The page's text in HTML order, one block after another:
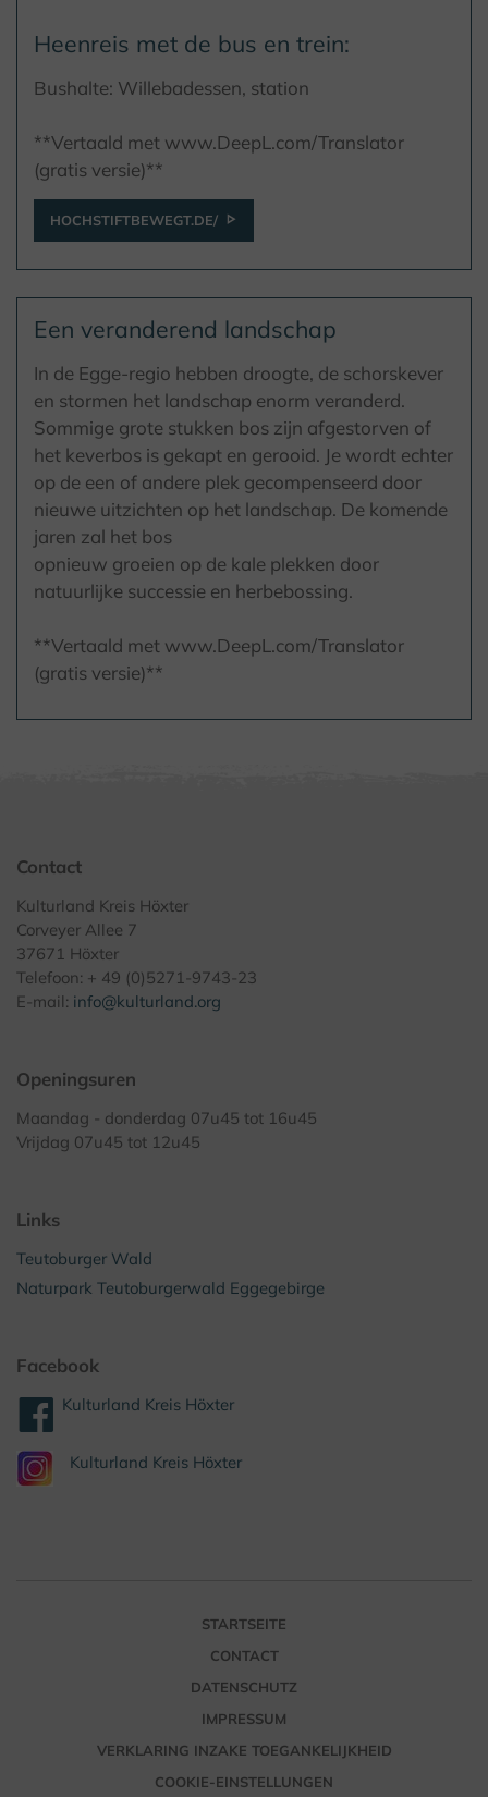
Heenreis met de bus en trein:
Bushalte: Willebadessen, station
**Vertaald met www.DeepL.com/Translator
(gratis versie)**
HOCHSTIFTBEWEGT.DE/
Een veranderend landschap
In de Egge-regio hebben droogte, de schorskever
en stormen het landschap enorm veranderd.
Sommige grote stukken bos zijn afgestorven of
het keverbos is gekapt en gerooid. Je wordt echter
op de een of andere plek gecompenseerd door
nieuwe uitzichten op het landschap. De komende
jaren zal het bos
opnieuw groeien op de kale plekken door
natuurlijke successie en herbebossing.
**Vertaald met www.DeepL.com/Translator
(gratis versie)**
Contact
Kulturland Kreis Höxter
Corveyer Allee 7
37671 Höxter
Telefoon: + 49 (0)5271-9743-23
E-mail: info@kulturland.org
Openingsuren
Maandag - donderdag 07u45 tot 16u45
Vrijdag 07u45 tot 12u45
Links
Teutoburger Wald
Naturpark Teutoburgerwald Eggegebirge
Facebook
Kulturland Kreis Höxter
Kulturland Kreis Höxter
STARTSEITE
CONTACT
DATENSCHUTZ
IMPRESSUM
VERKLARING INZAKE TOEGANKELIJKHEID
COOKIE-EINSTELLUNGEN